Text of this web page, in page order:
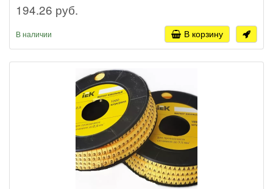
194.26 руб.
В наличии В корзину